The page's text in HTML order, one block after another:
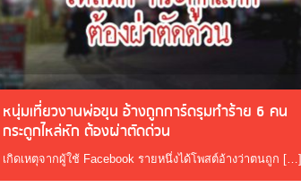
หนุ่มเที่ยวงานพ่อขุน อ้างถูกการ์ดรุมทำร้าย 6 คน
กระดูกไหล่หัก ต้องผ่าตัดด่วน
เกิดเหตุจากผู้ใช้ Facebook รายหนึ่งได้โพสต์อ้างว่าตนถูก […]